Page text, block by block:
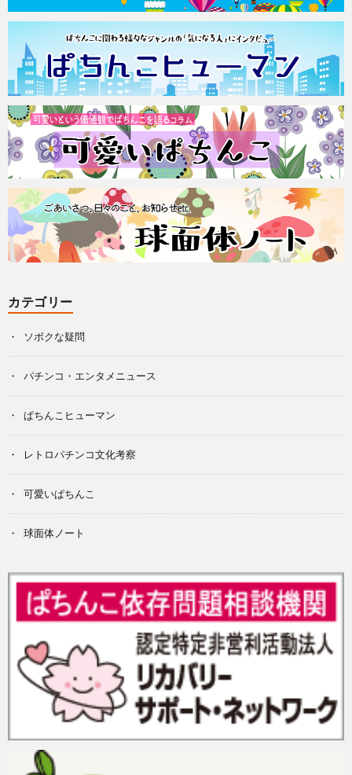
カテゴリー
ソボクな疑問
パチンコ・エンタメニュース
ぱちんこヒューマン
レトロパチンコ文化考察
可愛いぱちんこ
球面体ノート